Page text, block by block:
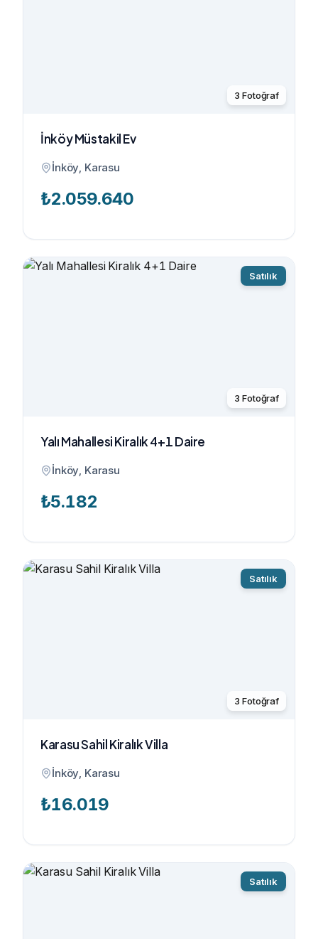
3 Fotoğraf
İnköy Müstakil Ev
İnköy, Karasu
₺2.059.640
Satılık
3 Fotoğraf
Yalı Mahallesi Kiralık 4+1 Daire
İnköy, Karasu
₺5.182
Satılık
3 Fotoğraf
Karasu Sahil Kiralık Villa
İnköy, Karasu
₺16.019
Satılık